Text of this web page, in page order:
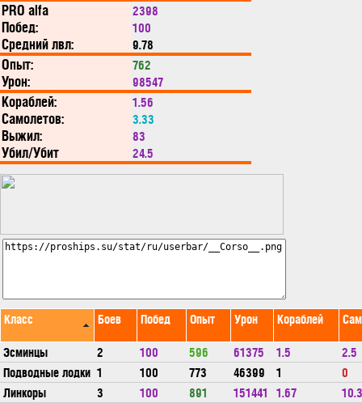
PRO alfa 2398
Побед: 100
Средний лвл: 9.78
Опыт: 762
Урон: 98547
Кораблей: 1.56
Самолетов: 3.33
Выжил: 83
Убил/Убит 24.5
Класс Боев Побед Опыт Урон Кораблей
Эсминцы
2 100 596 61375 1.5
2.5
Подводные лодки 1 100 773 46399 1
0
Линкоры
3 100 891 151441 1.67